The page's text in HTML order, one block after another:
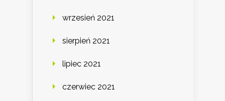
wrzesień 2021
sierpień 2021
lipiec 2021
czerwiec 2021